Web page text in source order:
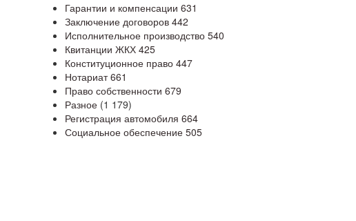
Гарантии и компенсации 631
Заключение договоров 442
Исполнительное производство 540
Квитанции ЖКХ 425
Конституционное право 447
Нотариат661
Право собственности 679
Разное (1 179)
Регистрация автомобиля 664
Социальное обеспечение 505